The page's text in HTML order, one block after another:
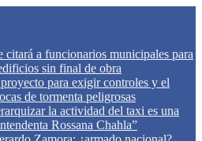
a funcionarios municipales para
sin final de obra
para exigir controles y el
de tormenta peligrosas
la actividad del taxi es una
Rossana Chahla”